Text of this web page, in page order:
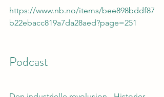
https://www.nb.no/items/bee898bddf87
b22ebacc819a7da28aed?page=251
Podcast